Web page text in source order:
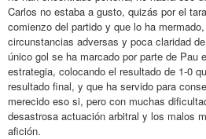
Carlos no estaba a gusto, quizás por el
comienzo del partido y que lo ha
circunstancias adversas y poca claridad
único gol se ha marcado por parte de Pau
estrategia, colocando el resultado de 1-0
resultado final, y que ha servido para
merecido eso si, pero con muchas
desastrosa actuación arbitral y los malos
afición.